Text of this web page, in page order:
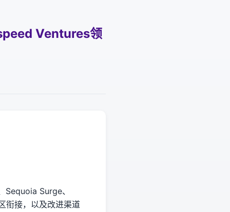
Ventures领
Sequoia Surge、
衔接，以及改进渠道